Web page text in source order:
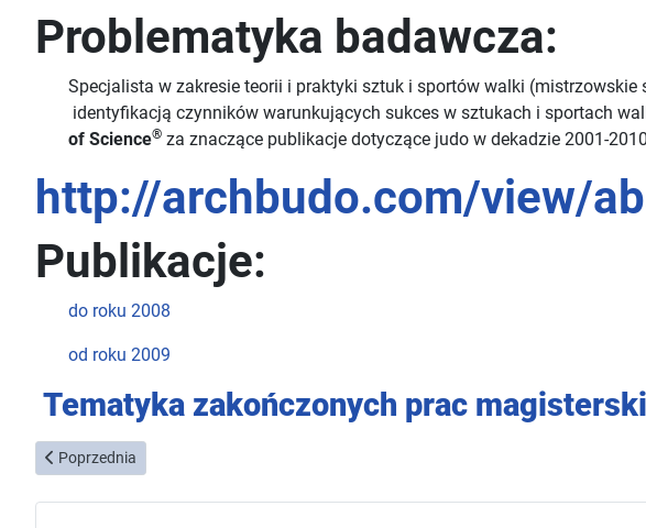
Problematyka badawcza:
Specjalista w zakresie teorii i praktyki sztuk i sportów walki
identyfikacją czynników warunkujących sukces w sztukach i sportach
of Science® za znaczące publikacje dotyczące judo w dekadzie 2001-
http://archbudo.com/view/
Publikacje:
do roku 2008
od roku 2009
Tematyka zakończonych prac
Poprzednia strona: prof. dr hab. Vladimir Lyakh
Poprzednia